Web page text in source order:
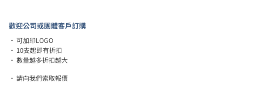
歡迎公司或團體客戶訂購
‧ 可加印LOGO
‧ 10支起即有折扣
‧ 數量越多折扣越大
‧ 請向我們索取報價